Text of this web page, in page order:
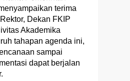
terima
Dekan FKIP
Akademika
tahapan agenda ini,
sampai
dapat berjalan